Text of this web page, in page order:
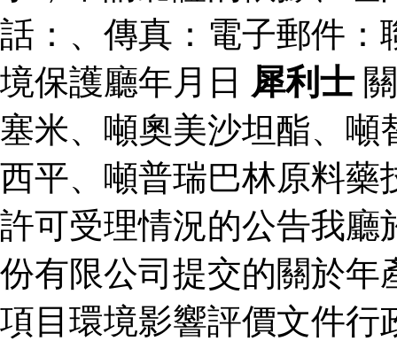
話：、傳真：電子郵件：
境保護廳年月日 犀利士
塞米、噸奧美沙坦酯、噸
西平、噸普瑞巴林原料藥
許可受理情況的公告我廳
份有限公司提交的關於年
項目環境影響評價文件行